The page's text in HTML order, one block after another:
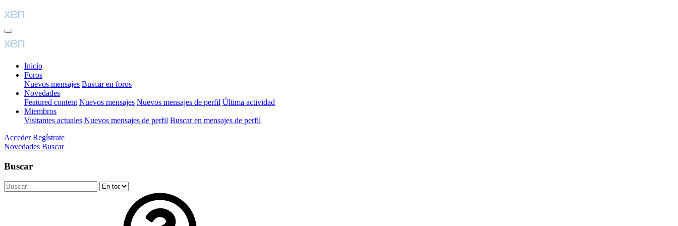
Inicio
Foros
Nuevos mensajes Buscar en foros
Novedades
Featured content Nuevos mensajes Nuevos mensajes de perfil Última actividad
Miembros
Visitantes actuales Nuevos mensajes de perfil Buscar en mensajes de perfil
Acceder Regístrate
Novedades Buscar
Buscar